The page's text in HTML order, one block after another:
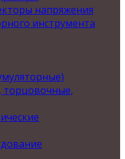
напряжения
инструмента
торцовочные,